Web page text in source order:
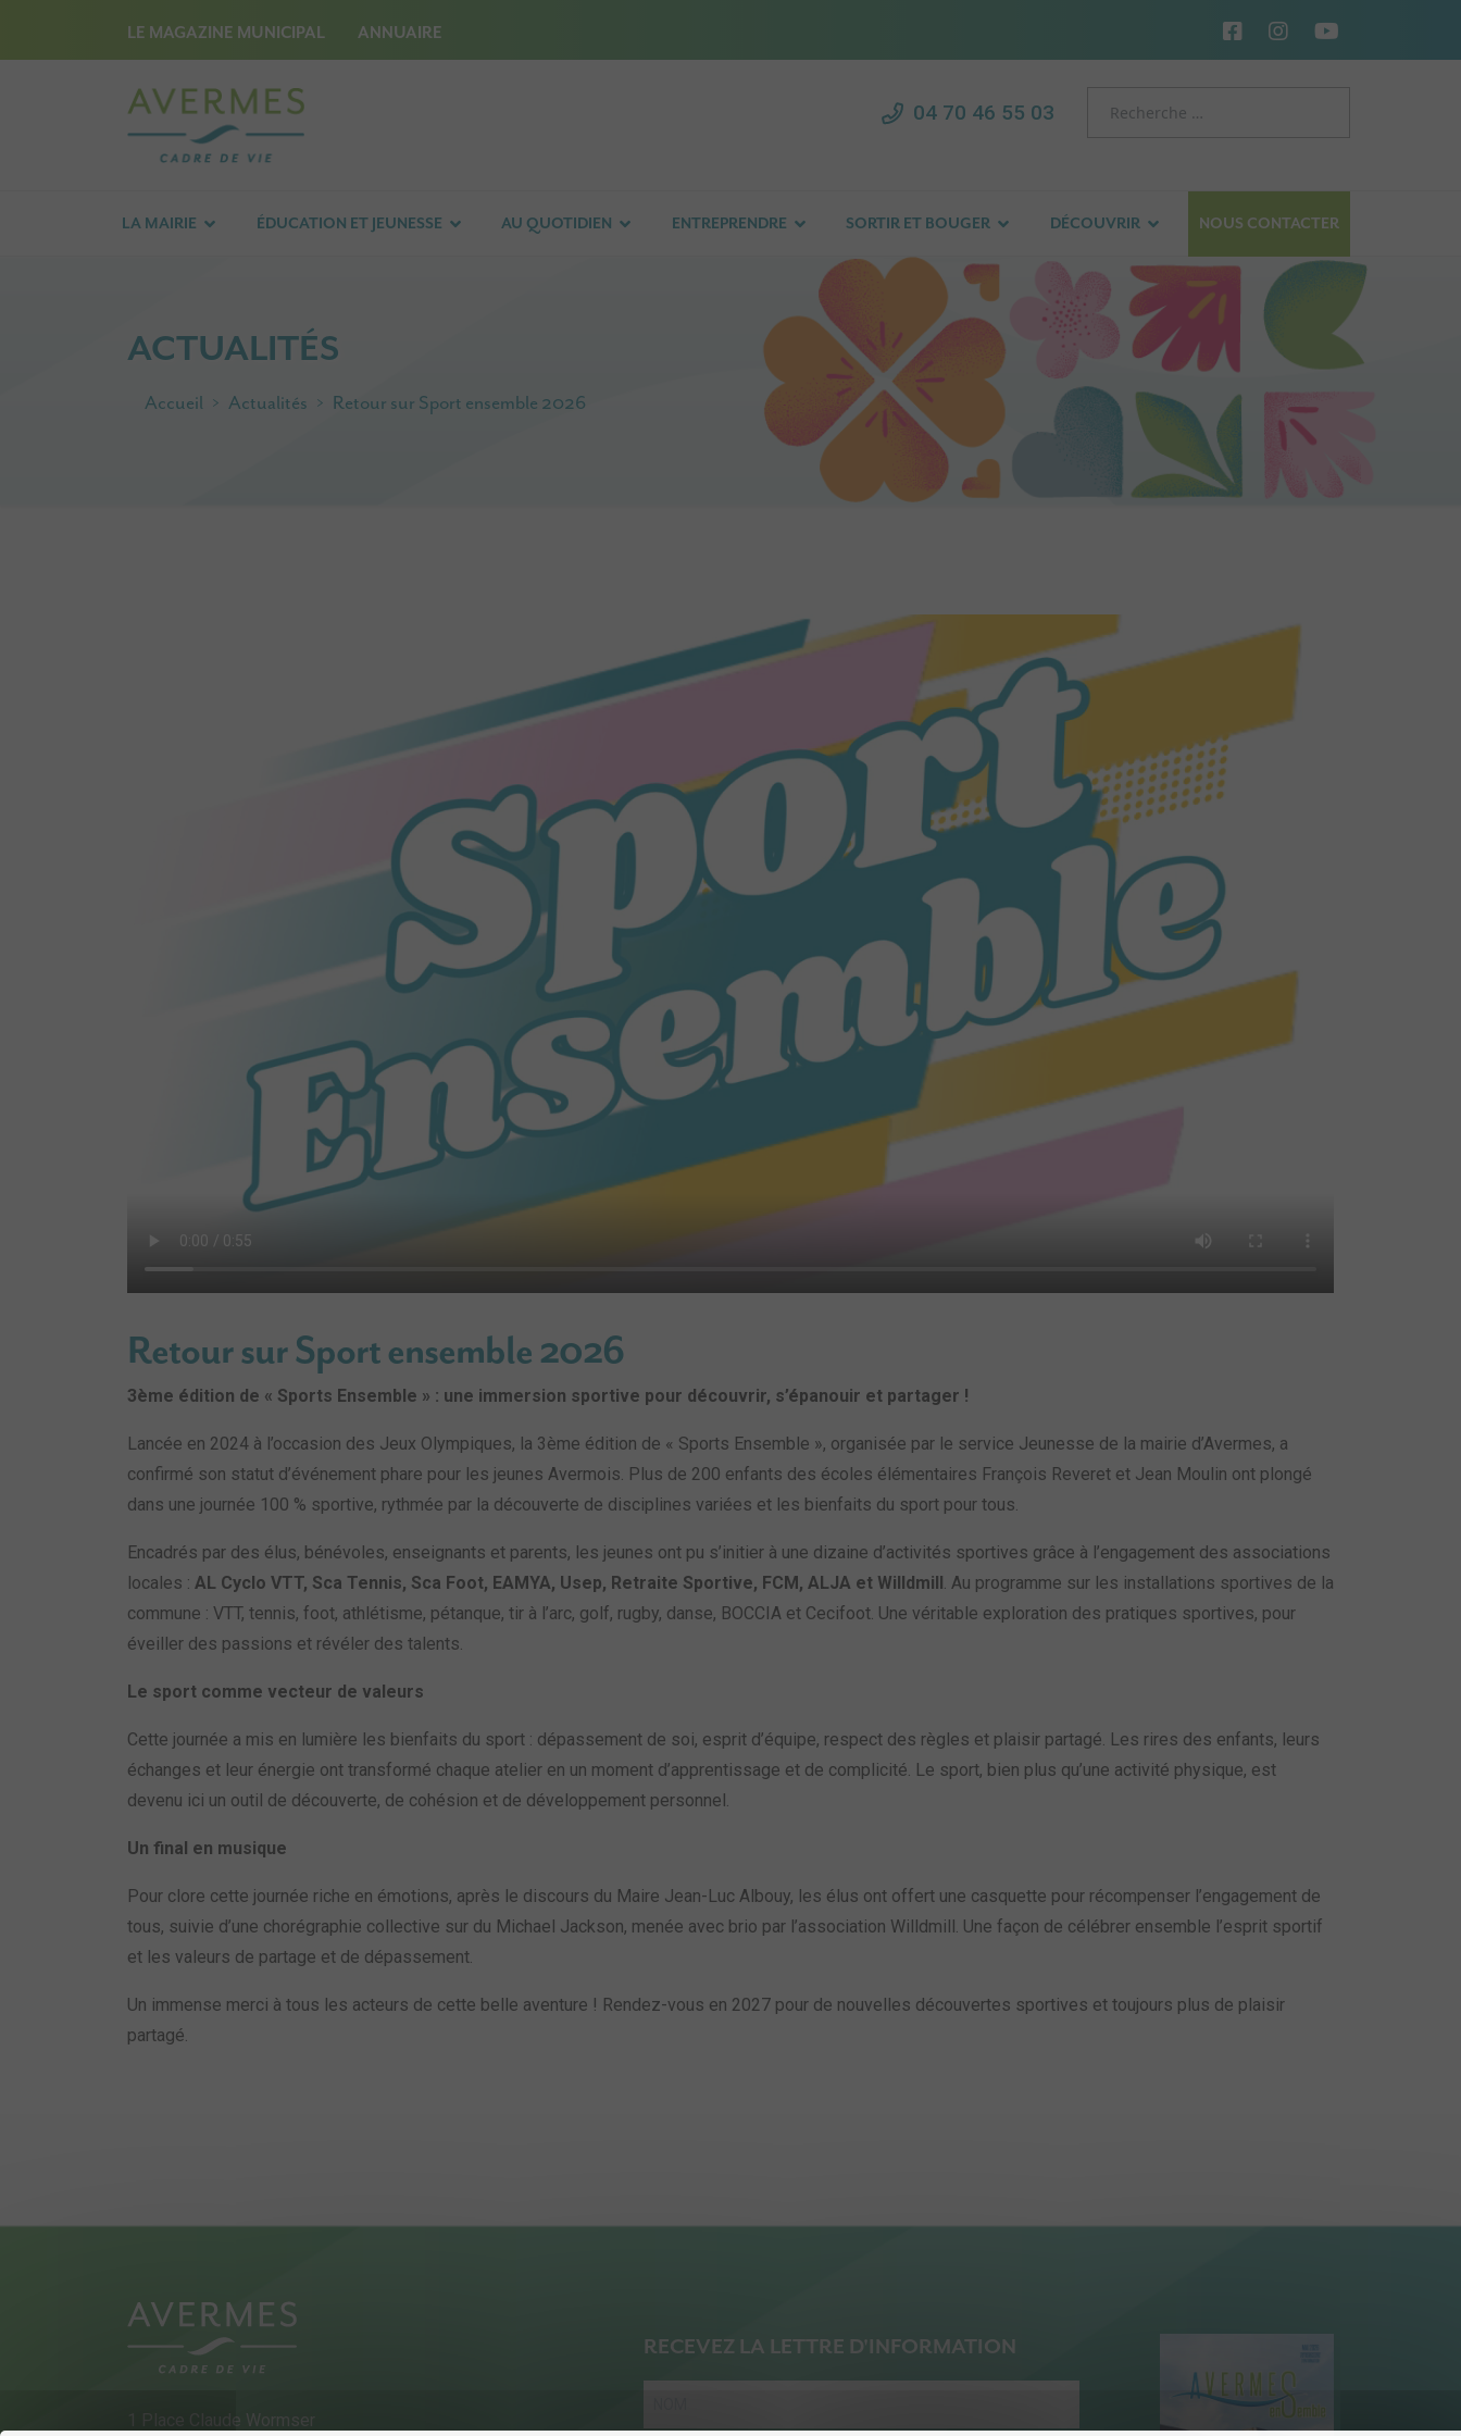
LE MAGAZINE MUNICIPAL ANNUAIRE
04 70 46 55 03
LA MAIRIE ÉDUCATION ET JEUNESSE AU QUOTIDIEN ENTREPRENDRE SORTIR ET BOUGER DÉCOUVRIR NOUS CONTACTER
ACTUALITÉS
Accueil Actualités Retour sur Sport ensemble 2026
Retour sur Sport ensemble 2026
3ème édition de « Sports Ensemble » : une immersion sportive pour découvrir, s’épanouir et partager !
Lancée en 2024 à l’occasion des Jeux Olympiques, la 3ème édition de « Sports Ensemble », organisée par le service Jeunesse de la mairie d’Avermes, a
confirmé son statut d’événement phare pour les jeunes Avermois. Plus de 200 enfants des écoles élémentaires François Reveret et Jean Moulin ont plongé
dans une journée 100 % sportive, rythmée par la découverte de disciplines variées et les bienfaits du sport pour tous.
Encadrés par des élus, bénévoles, enseignants et parents, les jeunes ont pu s’initier à une dizaine d’activités sportives grâce à l’engagement des associations
locales : AL Cyclo VTT, Sca Tennis, Sca Foot, EAMYA, Usep, Retraite Sportive, FCM, ALJA et Willdmill . Au programme sur les installations sportives de la
commune : VTT, tennis, foot, athlétisme, pétanque, tir à l’arc, golf, rugby, danse, BOCCIA et Cecifoot. Une véritable exploration des pratiques sportives, pour
éveiller des passions et révéler des talents.
Le sport comme vecteur de valeurs
Cette journée a mis en lumière les bienfaits du sport : dépassement de soi, esprit d’équipe, respect des règles et plaisir partagé. Les rires des enfants, leurs
échanges et leur énergie ont transformé chaque atelier en un moment d’apprentissage et de complicité. Le sport, bien plus qu’une activité physique, est
devenu ici un outil de découverte, de cohésion et de développement personnel.
Un final en musique
Pour clore cette journée riche en émotions, après le discours du Maire Jean-Luc Albouy, les élus ont offert une casquette pour récompenser l’engagement de
tous, suivie d’une chorégraphie collective sur du Michael Jackson, menée avec brio par l’association Willdmill. Une façon de célébrer ensemble l’esprit sportif
et les valeurs de partage et de dépassement.
Un immense merci à tous les acteurs de cette belle aventure ! Rendez-vous en 2027 pour de nouvelles découvertes sportives et toujours plus de plaisir
partagé.
1 Place Claude Wormser
RECEVEZ LA LETTRE D'INFORMATION